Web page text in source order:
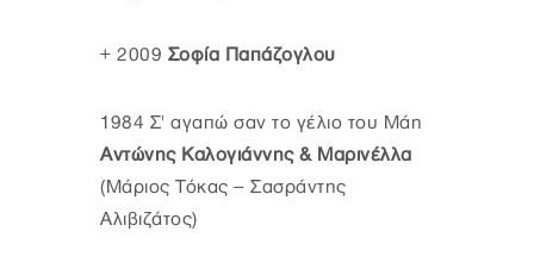
+ 2009 Σοφία Παπάζογλου
1984 Σ' αγαπώ σαν το γέλιο του Μάη
Αντώνης Καλογιάννης & Μαρινέλλα
(Μάριος Τόκας – Σασράντης
Αλιβιζάτος)